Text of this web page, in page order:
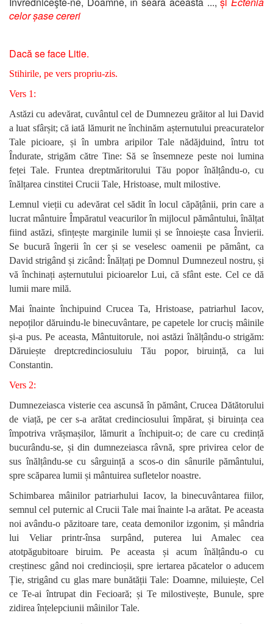
celor șase cereri
Dacă se face Litie.
Stihirile, pe vers propriu-zis.
Vers 1:
Astăzi cu adevărat, cuvântul cel de Dumnezeu grăitor al lui David
a luat sfârșit; că iată lămurit ne închinăm așternutului preacuratelor
Tale picioare, și în umbra aripilor Tale nădăjduind, întru tot
Îndurate, strigăm către Tine: Să se însemneze peste noi lumina
feței Tale. Fruntea dreptmăritorului Tău popor înălțându-o, cu
înălțarea cinstitei Crucii Tale, Hristoase, mult milostive.
Lemnul vieții cu adevărat cel sădit în locul căpățânii, prin care a
lucrat mântuire Împăratul veacurilor în mijlocul pământului, înălțat
fiind astăzi, sfințește marginile lumii și se înnoiește casa Învierii.
Se bucură îngerii în cer și se veselesc oamenii pe pământ, ca
David strigând și zicând: Înălțați pe Domnul Dumnezeul nostru, și
vă închinați așternutului picioarelor Lui, că sfânt este. Cel ce dă
lumii mare milă.
Mai înainte închipuind Crucea Ta, Hristoase, patriarhul Iacov,
nepoților dăruindu-le binecuvântare, pe capetele lor cruciș mâinile
și-a pus. Pe aceasta, Mântuitorule, noi astăzi înălțându-o strigăm:
Dăruiește dreptcredinciosuluiu Tău popor, biruință, ca lui
Constantin.
Vers 2:
Dumnezeiasca visterie cea ascunsă în pământ, Crucea Dătătorului
de viață, pe cer s-a arătat credinciosului împărat, și biruința cea
împotriva vrășmașilor, lămurit a închipuit-o; de care cu credință
bucurându-se, și din dumnezeiasca râvnă, spre privirea celor de
sus înălțându-se cu sârguință a scos-o din sânurile pământului,
spre scăparea lumii și mântuirea sufletelor noastre.
Schimbarea mâinilor patriarhului Iacov, la binecuvântarea fiilor,
semnul cel puternic al Crucii Tale mai înainte l-a arătat. Pe aceasta
noi avându-o păzitoare tare, ceata demonilor izgonim, și mândria
lui Veliar printr-însa surpând, puterea lui Amalec cea
atotpăgubitoare biruim. Pe aceasta și acum înălțându-o cu
creștinesc gând noi credincioșii, spre iertarea păcatelor o aducem
Ție, strigând cu glas mare bunătății Tale: Doamne, miluiește, Cel
ce Te-ai întrupat din Fecioară; și Te milostivește, Bunule, spre
zidirea înțelepciunii mâinilor Tale.